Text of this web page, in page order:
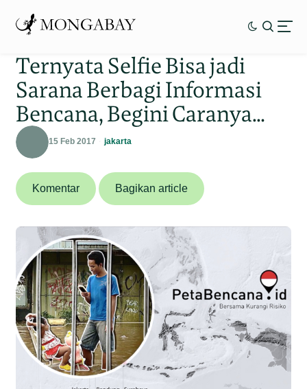
Ternyata Selfie Bisa jadi
Sarana Berbagi Informasi
Bencana, Begini Caranya…
15 Feb 2017 jakarta
Komentar Bagikan article